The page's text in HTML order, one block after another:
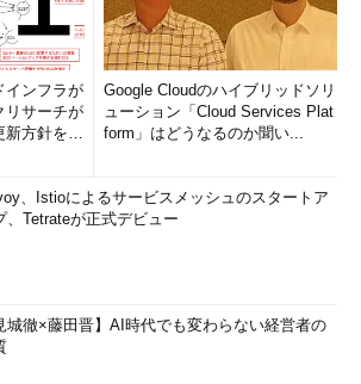
インフラが
リサーチが
新方針を調
Google Cloudのハイブリッドソリ
ューション「Cloud Services Plat
form」はどうなるのか聞い...
、Istioによるサービスメッシュのスタートア
、Tetrateが正式デビュー
城徹×藤田晋】AI時代でも変わらない経営者の